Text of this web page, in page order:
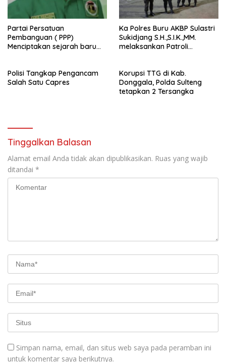
Partai Persatuan
Pembanguan ( PPP)
Menciptakan sejarah baru
Buru (Namlea).
Ka Polres Buru AKBP Sulastri
Sukidjang S.H.,S.I.K.,MM.
melaksankan Patroli
Polisi Tangkap Pengancam
Salah Satu Capres
Korupsi TTG di Kab.
Donggala, Polda Sulteng
tetapkan 2 Tersangka
Tinggalkan Balasan
Alamat email Anda tidak akan dipublikasikan. Ruas yang wajib
ditandai *
Simpan nama, email, dan situs web saya pada peramban ini
untuk komentar saya berikutnya.